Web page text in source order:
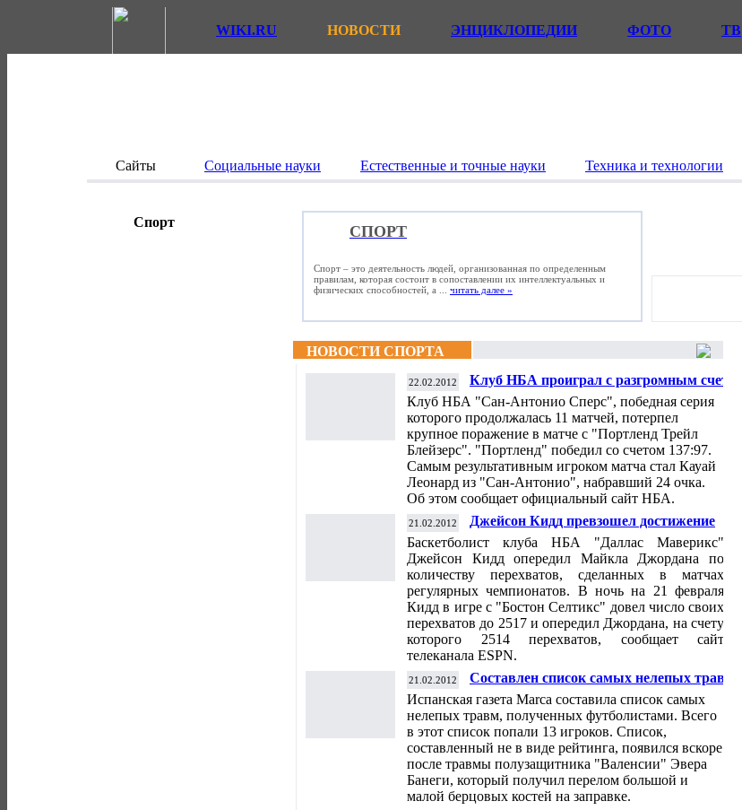
WIKI.RU НОВОСТИ ЭНЦИКЛОПЕДИИ ФОТО ТВ
Сайты Социальные науки Естественные и точные науки Техника и технологии
Спорт
СПОРТ
Спорт – это деятельность людей, организованная по определенным
правилам, которая состоит в сопоставлении их интеллектуальных и
физических способностей, а ... читать далее »
НОВОСТИ СПОРТА
22.02.2012
Клуб НБА проиграл с разгромным счетом
после 11 побед подряд
Клуб НБА "Сан-Антонио Сперс", победная серия
которого продолжалась 11 матчей, потерпел
крупное поражение в матче с "Портленд Трейл
Блейзерс". "Портленд" победил со счетом 137:97.
Самым результативным игроком матча стал Кауай
Леонард из "Сан-Антонио", набравший 24 очка.
Об этом сообщает официальный сайт НБА.
21.02.2012
Джейсон Кидд превзошел достижение
Майкла Джордана
Баскетболист клуба НБА "Даллас Маверикс"
Джейсон Кидд опередил Майкла Джордана по
количеству перехватов, сделанных в матчах
регулярных чемпионатов. В ночь на 21 февраля
Кидд в игре с "Бостон Селтикс" довел число своих
перехватов до 2517 и опередил Джордана, на счету
которого 2514 перехватов, сообщает сайт
телеканала ESPN.
21.02.2012
Составлен список самых нелепых травм
футболистов
Испанская газета Marca составила список самых
нелепых травм, полученных футболистами. Всего
в этот список попали 13 игроков. Список,
составленный не в виде рейтинга, появился вскоре
после травмы полузащитника "Валенсии" Эвера
Банеги, который получил перелом большой и
малой берцовых костей на заправке.